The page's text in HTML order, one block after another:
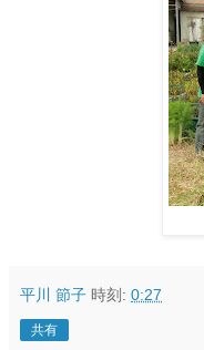
平川 節子 時刻: 0:27
共有